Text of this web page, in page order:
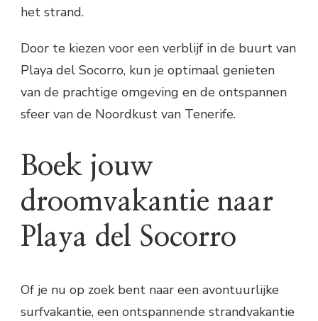
het strand.
Door te kiezen voor een verblijf in de buurt van
Playa del Socorro, kun je optimaal genieten
van de prachtige omgeving en de ontspannen
sfeer van de Noordkust van Tenerife.
Boek jouw
droomvakantie naar
Playa del Socorro
Of je nu op zoek bent naar een avontuurlijke
surfvakantie, een ontspannende strandvakantie